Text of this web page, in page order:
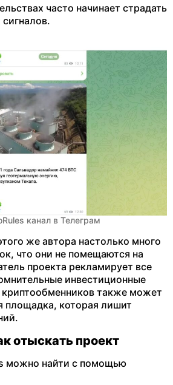
часто начинает страдать
канал в Телеграм
же автора настолько много
что они не помещаются на
проекта рекламирует все
инвестиционные
также может
площадка, которая лишит
отыскать проект
можно найти с помощью